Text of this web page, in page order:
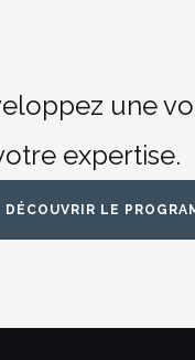
une
expertise.
DÉCOUVRIR LE